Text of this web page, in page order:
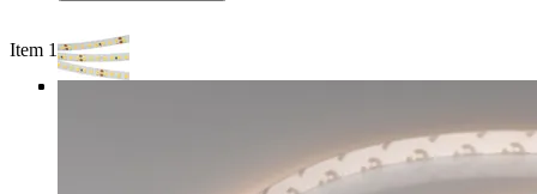
Item 1 of 4